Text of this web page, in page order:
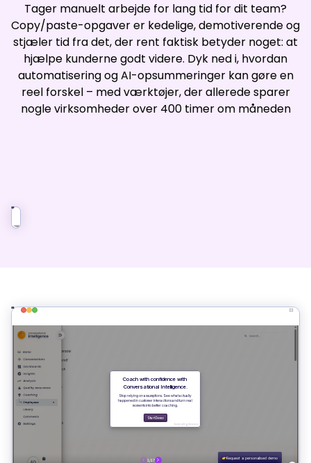
Tager manuelt arbejde for lang tid for dit team?
Copy/paste-opgaver er kedelige, demotiverende og
stjæler tid fra det, der rent faktisk betyder noget: at
hjælpe kunderne godt videre. Dyk ned i, hvordan
automatisering og AI-opsummeringer kan gøre en
reel forskel – med værktøjer, der allerede sparer
nogle virksomheder over 400 timer om måneden
">
">